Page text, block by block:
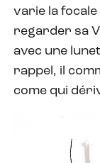
varie la
regarder sa
avec une
rappel, il
come qui